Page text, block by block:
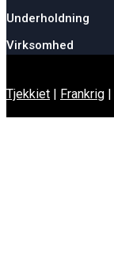
Underholdning
Virksomhed
Tjekkiet Frankrig